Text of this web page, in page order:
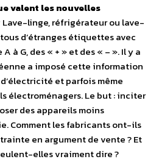
valent les nouvelles
Lave-linge, réfrigérateur ou lave-
d’étranges étiquettes avec
à G, des « + » et des « – ». Il y a
a imposé cette information
et parfois même
électroménagers. Le but : inciter
des appareils moins
Comment les fabricants ont-ils
en argument de vente ? Et
elles vraiment dire ?